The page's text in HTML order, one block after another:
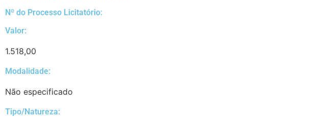
Nº do Processo Licitatório:
Valor:
1.518,00
Modalidade:
Não especificado
Tipo/Natureza: